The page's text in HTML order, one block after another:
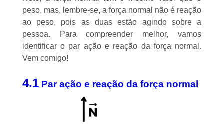
peso, mas, lembre-se, a força normal não é reação
ao peso, pois as duas estão agindo sobre a
pessoa. Para compreender melhor, vamos
identificar o par ação e reação da força normal.
Vem comigo!
4.1Par ação e reação da força normal